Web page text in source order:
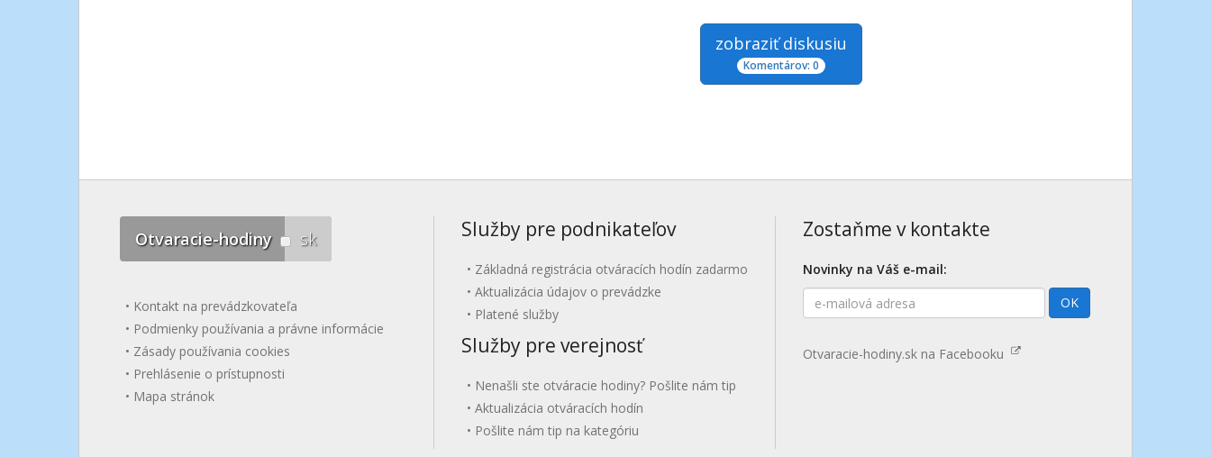
zobraziť diskusiu
Komentárov: 0
Otvaracie-hodiny sk
Kontakt na prevádzkovateľa
Podmienky používania a právne informácie
Zásady používania cookies
Prehlásenie o prístupnosti
Mapa stránok
Služby pre podnikateľov
Základná registrácia otváracích hodín zadarmo
Aktualizácia údajov o prevádzke
Platené služby
Služby pre verejnosť
Nenašli ste otváracie hodiny? Pošlite nám tip
Aktualizácia otváracích hodín
Pošlite nám tip na kategóriu
Zostaňme v kontakte
Novinky na Váš e-mail:
E-
mailová
OK
Otvaracie-hodiny.sk na Facebooku